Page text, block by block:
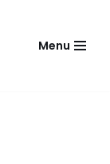
Menu